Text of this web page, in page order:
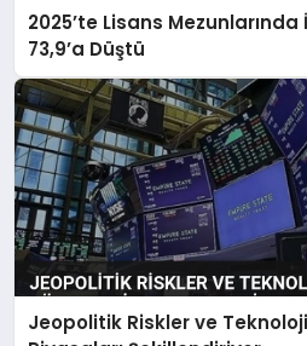
2025’te Lisans
73,9’a Düştü
Jeopolitik Riskler ve